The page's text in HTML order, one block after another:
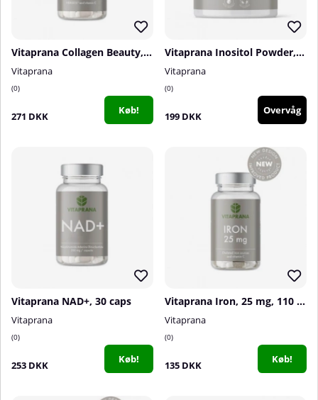
Vitaprana Collagen Beauty, 90 tabs
Vitaprana
0
271 DKK Køb!
Vitaprana Inositol Powder, 250 g
Vitaprana
0
199 DKK Overvåg
Vitaprana NAD+, 30 caps
Vitaprana
0
253 DKK Køb!
Vitaprana Iron, 25 mg, 110 caps
Vitaprana
0
135 DKK Køb!